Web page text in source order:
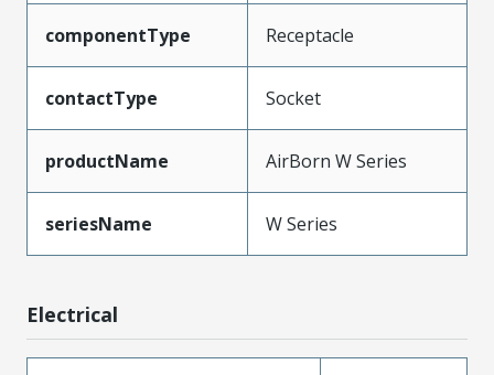
componentType Receptacle
contactType Socket
productName AirBorn W Series
seriesName W Series
Electrical